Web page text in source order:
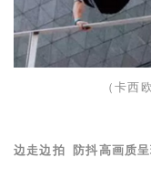
（卡西欧
边走边拍 防抖高画质